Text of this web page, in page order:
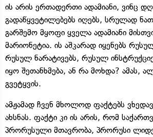
ის არის ერთადერთი ადამიანი, ვინც
გადაწყვეტილებებს იღებს, სრულად
გარშემო მყოფი ყველა ადამიანი
მარიონეტია. ის აშკარად იყენებს
რუსულ ნარატივებს, რუსულ
იყო შეთანხმება, ან რა მოხდა? ამას,
გვეტყვის.
ამჟამად ჩვენ მხოლოდ ფაქტებს
ახსნას. ფაქტი კი ის არის, რომ
პრორუსული მთავრობა, პრორუსი